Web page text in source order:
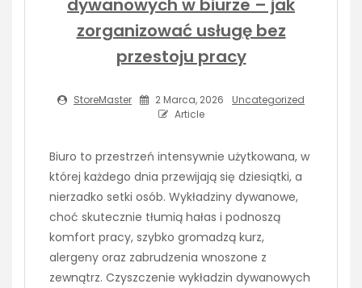
zorganizować usługę bez
przestoju pracy
StoreMaster 2 Marca, 2026
Uncategorized
Article
Biuro to przestrzeń intensywnie użytkowana, w
której każdego dnia przewijają się dziesiątki, a
nierzadko setki osób. Wykładziny dywanowe,
choć skutecznie tłumią hałas i podnoszą
komfort pracy, szybko gromadzą kurz,
alergeny oraz zabrudzenia wnoszone z
zewnątrz. Czyszczenie wykładzin dywanowych